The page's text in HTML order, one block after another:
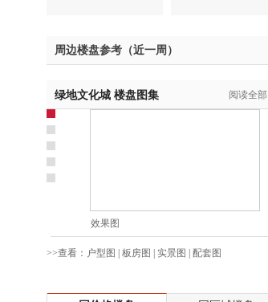
赵先生:139****8548
钱先生:139****7316
姚先生:137****6367
邓先生:138****8083
蒋女士:186****7681
陈先生:159****3332
章先生:159****7226
周边楼盘参考（近一周）
绿地文化城 楼盘图集 阅读全部
效果图
>>查看： 户型图 | 板房图 | 实景图 | 配套图